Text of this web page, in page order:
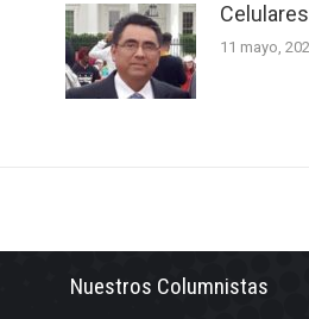
11 mayo,
Nuestros Columnistas